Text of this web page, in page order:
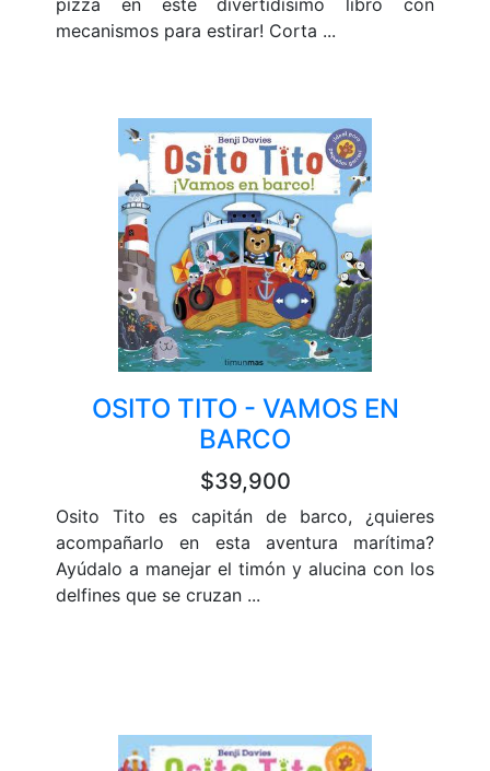
mecanismos para estirar! Corta ...
OSITO TITO - VAMOS EN
BARCO
$39,900
Osito Tito es capitán de barco, ¿quieres
acompañarlo en esta aventura marítima?
Ayúdalo a manejar el timón y alucina con los
delfines que se cruzan ...